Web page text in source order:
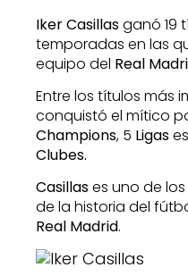
Iker Casillasganó 19
temporadas en las
equipo del Real
Entre los títulos más
conquistó el mítico
Champions, 5 Ligas
Clubes.
Casillases uno de
de la historia del
Real Madrid.